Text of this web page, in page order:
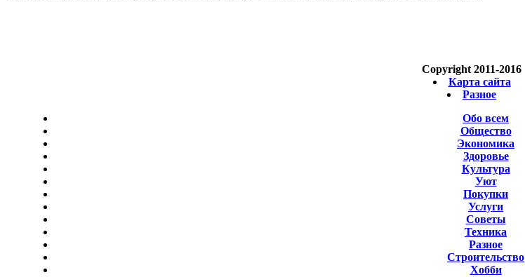
Copyright 2011-2016
Карта сайта
Разное
Обо всем
Общество
Экономика
Здоровье
Культура
Уют
Покупки
Услуги
Советы
Техника
Разное
Строительство
Хобби